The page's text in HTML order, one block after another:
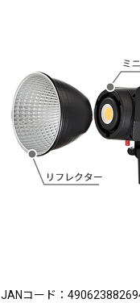
JANコード：